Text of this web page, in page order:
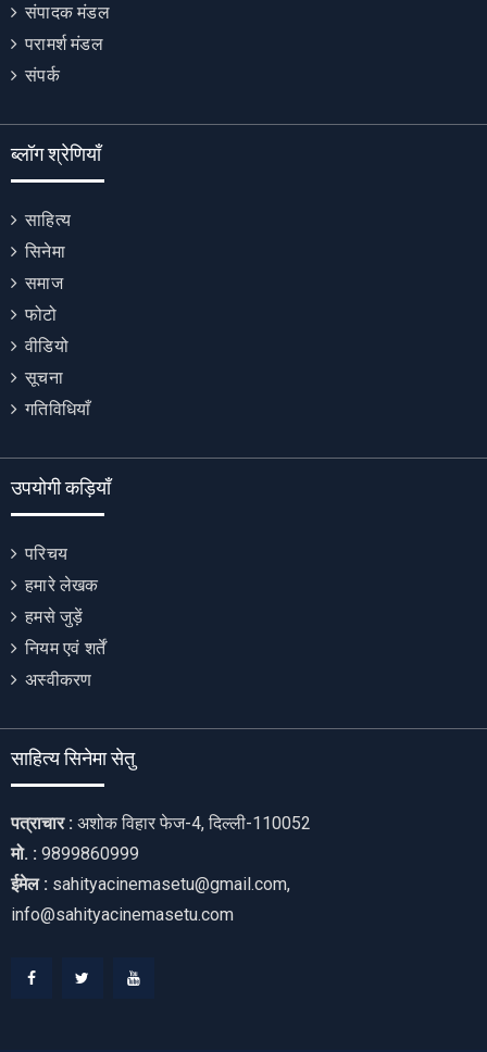
संपादक मंडल
परामर्श मंडल
संपर्क
ब्लॉग श्रेणियाँ
साहित्य
सिनेमा
समाज
फोटो
वीडियो
सूचना
गतिविधियाँ
उपयोगी कड़ियाँ
परिचय
हमारे लेखक
हमसे जुड़ें
नियम एवं शर्तें
अस्वीकरण
साहित्य सिनेमा सेतु
पत्राचार : अशोक विहार फेज-4, दिल्ली-110052
मो. : 9899860999
ईमेल : sahityacinemasetu@gmail.com,
info@sahityacinemasetu.com